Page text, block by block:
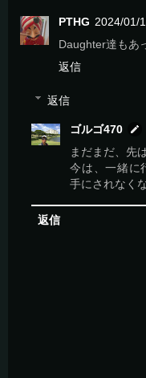
PTHG 2024/01/
Daughter達もあ
返信
返信
ゴルゴ470
まだまだ、先
今は、一緒に
手にされなく
返信